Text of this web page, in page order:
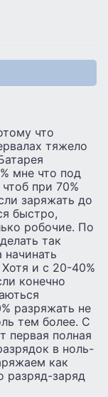
что
тяжело
мне что под
при 70%
заряжать до
быстро,
робочие. По
так
начинать
и с 20-40%
конечно
разряжать не
тем более. С
первая полная
в ноль-
как
разряд-заряд